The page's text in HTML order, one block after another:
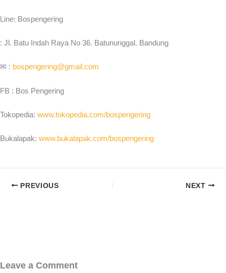
Line: Bospengering
: Jl. Batu Indah Raya No 36. Batununggal. Bandung
✉ : bospengering@gmail.com
FB : Bos Pengering
Tokopedia: www.tokopedia.com/bospengering
Bukalapak: www.bukalapak.com/bospengering
PREVIOUS NEXT
Leave a Comment